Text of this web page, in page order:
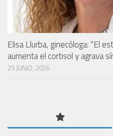
Elisa Llurba, ginecóloga: “El
aumenta el cortisol y agrava
29 JUNIO, 2026